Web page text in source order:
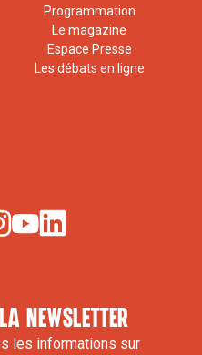
Programmation
Le magazine
Espace Presse
Les débats en ligne
newsletter
les informations sur